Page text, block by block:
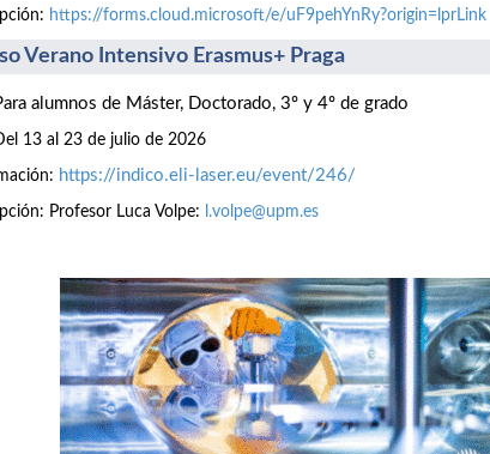
https://forms.cloud.microsoft/e/uF9pehYnRy?origin=lprLink
Verano Intensivo Erasmus+ Praga
alumnos de Máster, Doctorado, 3º y 4º de grado
13 al 23 de julio de 2026
https://indico.eli-laser.eu/event/246/
Profesor Luca Volpe: l.volpe@upm.es